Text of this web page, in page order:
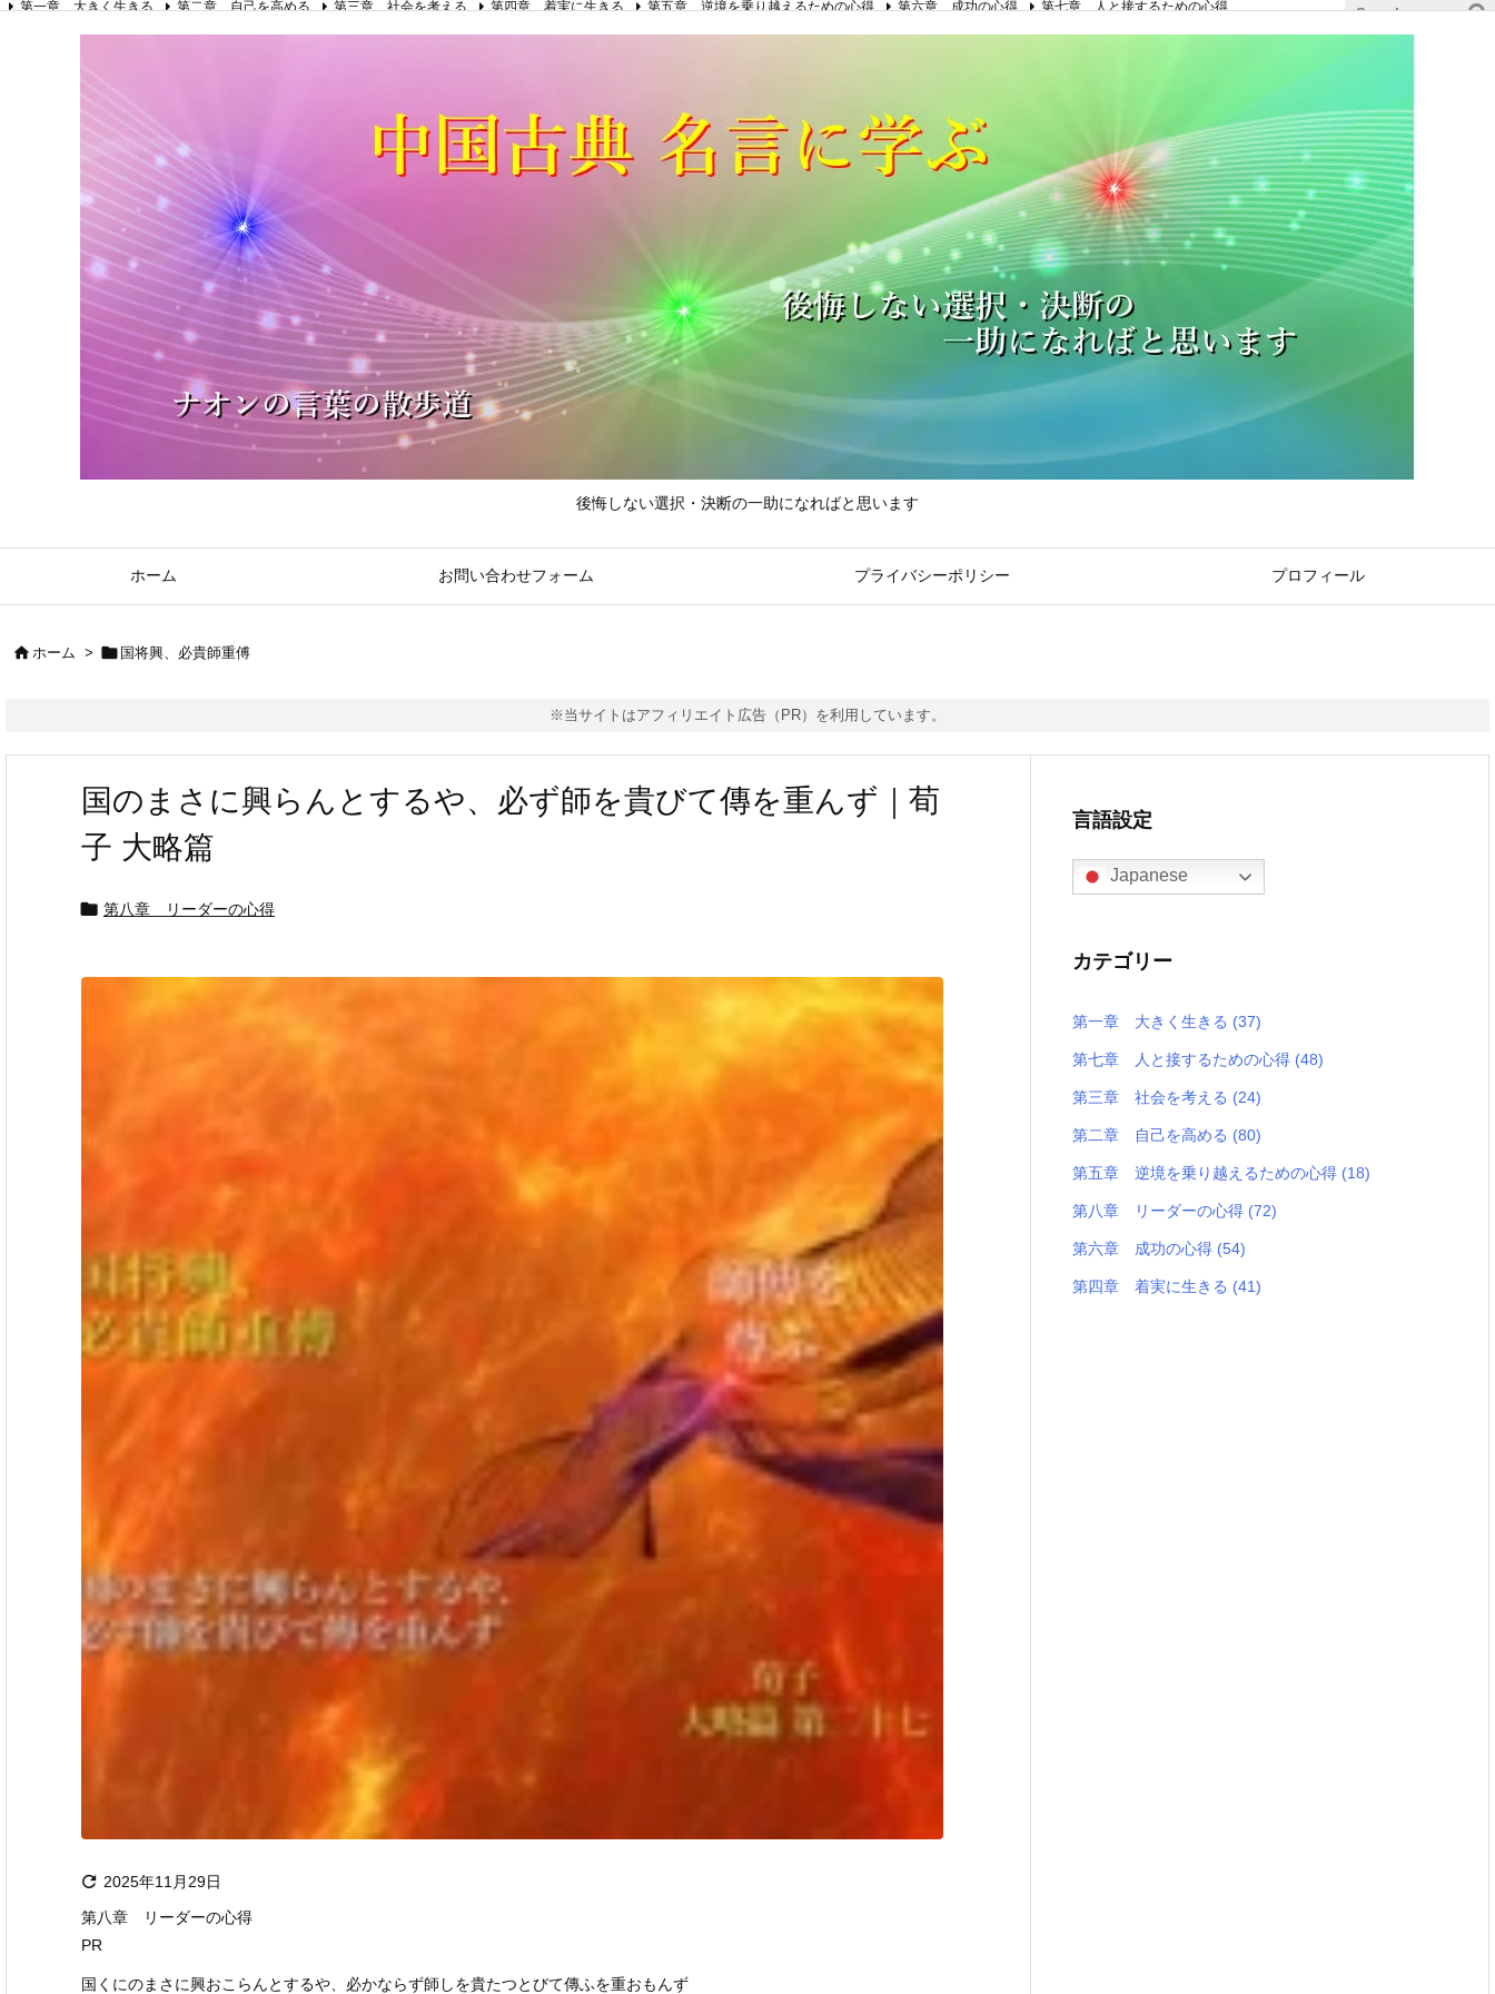
後悔しない選択・決断の一助になればと思います
ホーム お問い合わせフォーム プライバシーポリシー プロフィール
第一章 大きく生きる 第二章 自己を高める 第三章 社会を考える 第四章 着実に生きる 第五章 逆境を乗り越えるための心得 第六章 成功の心得
第七章 人と接するための心得
ホーム >  国将興、必貴師重傅
※当サイトはアフィリエイト広告（PR）を利用しています。
国のまさに興らんとするや、必ず師を貴びて傳を重んず｜荀
子 大略篇
 第八章 リーダーの心得
 2025年11月29日
第八章 リーダーの心得
PR
国くにのまさに興おこらんとするや、必かならず師しを貴たつとびて傳ふを重おもんず
言語設定
Japanese
カテゴリー
第一章 大きく生きる (37)
第七章 人と接するための心得 (48)
第三章 社会を考える (24)
第二章 自己を高める (80)
第五章 逆境を乗り越えるための心得 (18)
第八章 リーダーの心得 (72)
第六章 成功の心得 (54)
第四章 着実に生きる (41)